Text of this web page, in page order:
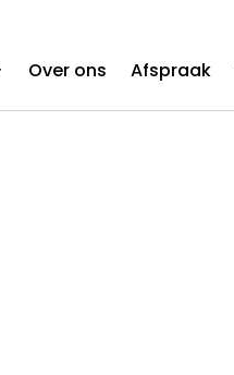
Over ons Afspraak